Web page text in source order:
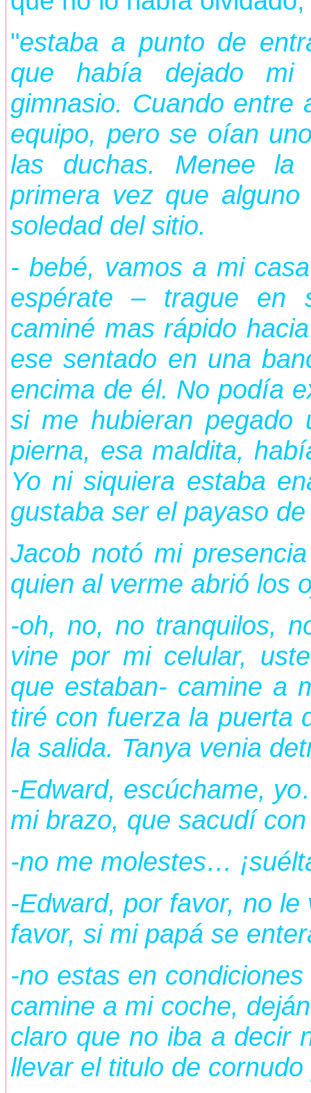
"estaba a punto de
que había dejado
gimnasio. Cuando entre
equipo, pero se oían
las duchas. Menee
primera vez que
soledad del sitio.
- bebé, vamos a mi
espérate – trague en
caminé mas rápido
ese sentado en una
encima de él. No podía
si me hubieran pegado
pierna, esa maldita,
Yo ni siquiera estaba
gustaba ser el payaso
Jacob notó mi
quien al verme abrió los
-oh, no, no tranquilos,
vine por mi celular,
que estaban- camine a
tiré con fuerza la puerta
la salida. Tanya venia
-Edward, escúchame,
mi brazo, que sacudí
-no me molestes…
-Edward, por favor, no
favor, si mi papá se
-no estas en
camine a mi coche,
claro que no iba a decir
llevar el titulo de